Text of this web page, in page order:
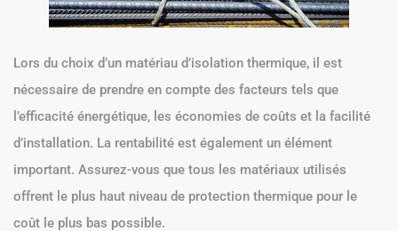
Lors du choix d’un matériau d’isolation thermique, il est
nécessaire de prendre en compte des facteurs tels que
l’efficacité énergétique, les économies de coûts et la facilité
d’installation. La rentabilité est également un élément
important. Assurez-vous que tous les matériaux utilisés
offrent le plus haut niveau de protection thermique pour le
coût le plus bas possible.